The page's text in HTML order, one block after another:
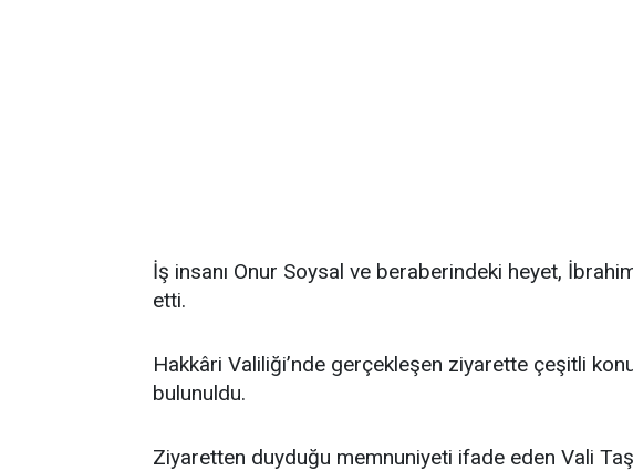
İş insanı Onur Soysal ve beraberindeki heyet,
etti.
Hakkâri Valiliği’nde gerçekleşen ziyarette çeşitli
bulunuldu.
Ziyaretten duyduğu memnuniyeti ifade eden Vali